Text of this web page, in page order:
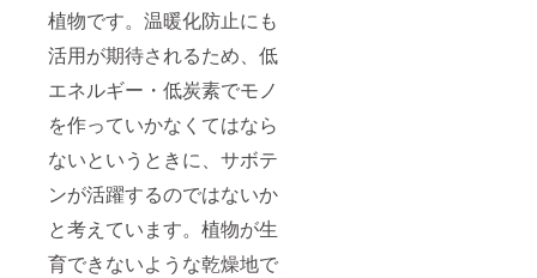
植物です。温暖化防止にも
活用が期待されるため、低
エネルギー・低炭素でモノ
を作っていかなくてはなら
ないというときに、サボテ
ンが活躍するのではないか
と考えています。植物が生
育できないような乾燥地で